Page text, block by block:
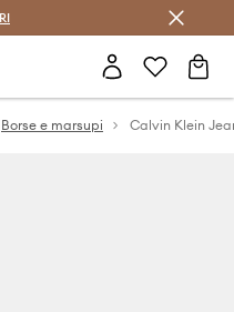
Club >
Borse e marsupi Calvin Klein